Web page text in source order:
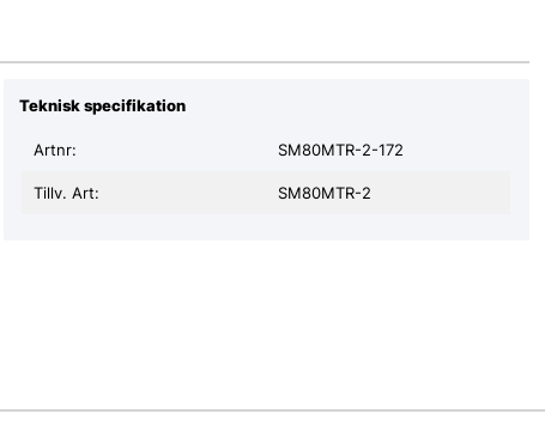
Teknisk specifikation
Tillv. Art: SM80MTR-2
Artnr: SM80MTR-2-172